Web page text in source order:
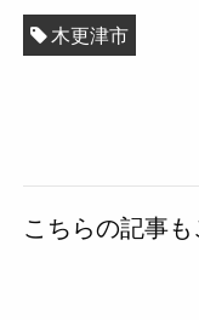
木更津市
こちらの記事